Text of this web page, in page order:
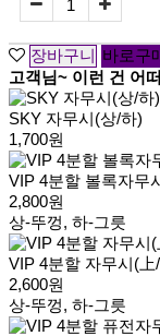
고객님~ 이런 건 어
SKY 자무시(상/하)
1,700원
VIP 4분할 볼록자무
2,800원
상-뚜껑, 하-그릇
VIP 4분할 자무시(上
2,600원
상-뚜껑, 하-그릇